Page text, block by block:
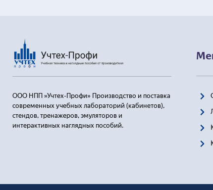
ООО НПП »Учтех-Профи» Производство и поставка
современных учебных лабораторий (кабинетов),
стендов, тренажеров, эмуляторов и
интерактивных наглядных пособий.